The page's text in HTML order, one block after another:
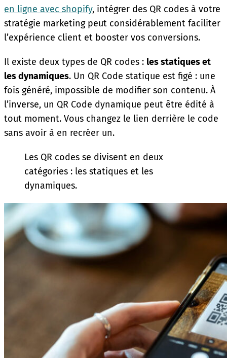
en ligne avec shopify, intégrer des QR codes à votre
stratégie marketing peut considérablement faciliter
l’expérience client et booster vos conversions.
Il existe deux types de QR codes : les statiques et
les dynamiques. Un QR Code statique est figé : une
fois généré, impossible de modifier son contenu. À
l’inverse, un QR Code dynamique peut être édité à
tout moment. Vous changez le lien derrière le code
sans avoir à en recréer un.
Les QR codes se divisent en deux
catégories : les statiques et les
dynamiques.